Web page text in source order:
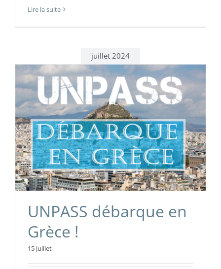
Lire la suite
juillet 2024
UNPASS débarque en
Grèce !
15 juillet